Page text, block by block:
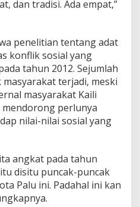
dan tradisi. Ada empat,”
penelitian tentang adat
konflik sosial yang
tahun 2012. Sejumlah
terjadi, meski
masyarakat Kaili
perlunya
nilai-nilai sosial yang
angkat pada tahun
disitu puncak-puncak
Palu ini. Padahal ini kan